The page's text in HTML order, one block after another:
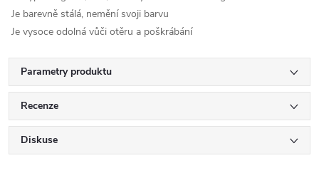
Je barevně stálá, nemění svoji barvu
Je vysoce odolná vůči otěru a poškrábání
Parametry produktu
Recenze
Diskuse